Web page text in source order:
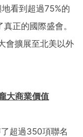
看到超過75%的
正的國際盛會。
會擴展至北美以外
大商業價值
超過350項聯名